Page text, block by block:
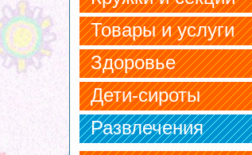
Товары и услуги
Здоровье
Дети-сироты
Развлечения